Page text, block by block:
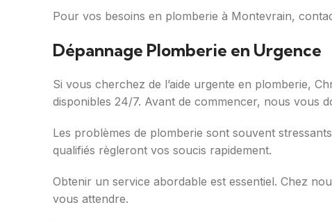
Pour vos besoins en plomberie à Montevrain,
Dépannage Plomberie en Urgence
Si vous cherchez de l’aide urgente en plomberie,
disponibles 24/7. Avant de commencer, nous vous
Les problèmes de plomberie sont souvent
qualifiés règleront vos soucis rapidement.
Obtenir un service abordable est essentiel. Chez
vous attendre.